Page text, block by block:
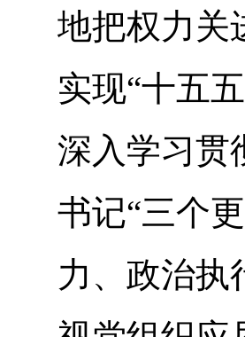
地把权力关
实现“十五
深入学习贯
书记“三个
力、政治执